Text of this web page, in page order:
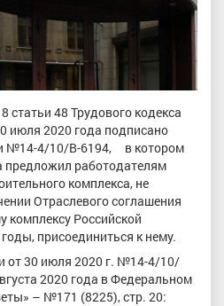
статьи 48 Трудового кодекса
июля 2020 года подписано
№14-4/10/В-6194, в котором
предложил работодателям
комплекса, не
Отраслевого соглашения
комплексу Российской
присоединиться к нему.
от 30 июля 2020 г. №14-4/10/
2020 года в Федеральном
– №171 (8225), стр. 20: